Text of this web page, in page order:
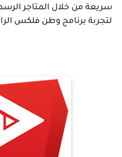
سريعة من خلال المتاجر
لتجربة برنامج وطن فلكس